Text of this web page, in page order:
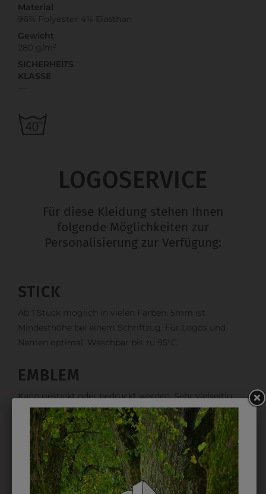
Material
96% Polyester 4% Elasthan
Gewicht
280 g/m²
SICHERHEITS
KLASSE
LOGOSERVICE
Für diese Kleidung stehen Ihnen
folgende Möglichkeiten zur
Personalisierung zur Verfügung:
STICK
Ab 1 Stück möglich in vielen Farben. 5mm ist
Mindesthöhe bei einem Schriftzug. Für Logos und
Namen optimal. Waschbar bis zu 95°C.
EMBLEM
Kann gestickt oder bedruckt werden. Sehr vielseitig
einsetzbar und beim Sticken wieder ab 1 Stück
möglich.
DRUCK
Perfekt für große Logos und für kleine Details, jedoch